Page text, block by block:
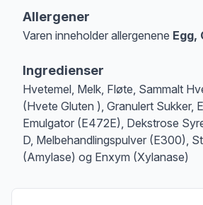
Allergener
Varen inneholder allergenene Egg,
Ingredienser
Hvetemel, Melk, Fløte, Sammalt
(Hvete Gluten ), Granulert Sukker,
Emulgator (E472E), Dekstrose
D, Melbehandlingspulver (E300),
(Amylase) og Enxym (Xylanase)